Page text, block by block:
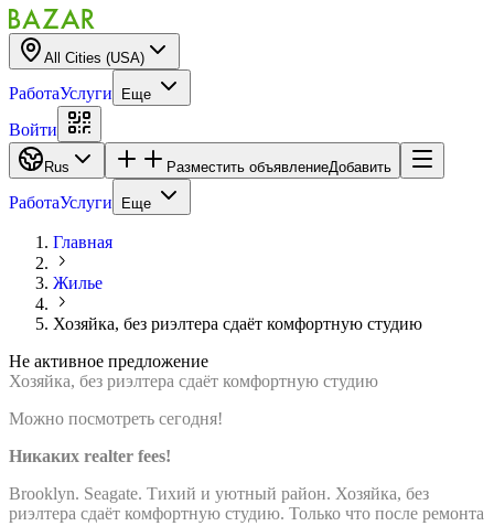
All Cities (USA)
РаботаУслуги Еще
Войти
Rus Разместить объявлениеДобавить
РаботаУслуги Еще
Главная
Жилье
Хозяйка, без риэлтера сдаёт комфортную студию
Не активное предложение
Хозяйка, без риэлтера сдаёт комфортную студию
Можно посмотреть сегодня!
Никаких realter fees!
Brooklyn. Seagate. Тихий и уютный район. Хозяйка, без
риэлтера сдаёт комфортную студию. Только что после ремонта